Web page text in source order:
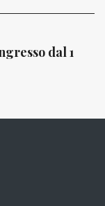
dal 1